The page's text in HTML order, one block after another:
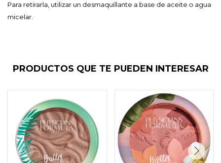
Para retirarla, utilizar un desmaquillante a base de aceite o agua
micelar.
PRODUCTOS QUE TE PUEDEN INTERESAR